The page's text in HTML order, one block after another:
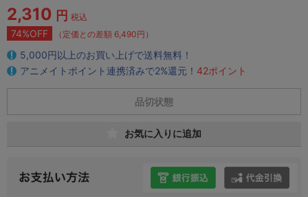
2,310 円 税込
74%OFF （定価との差額 6,490円）
5,000円以上のお買い上げで送料無料！
アニメイトポイント連携済みで2%還元！ 42ポイント
品切状態
お気に入りに追加